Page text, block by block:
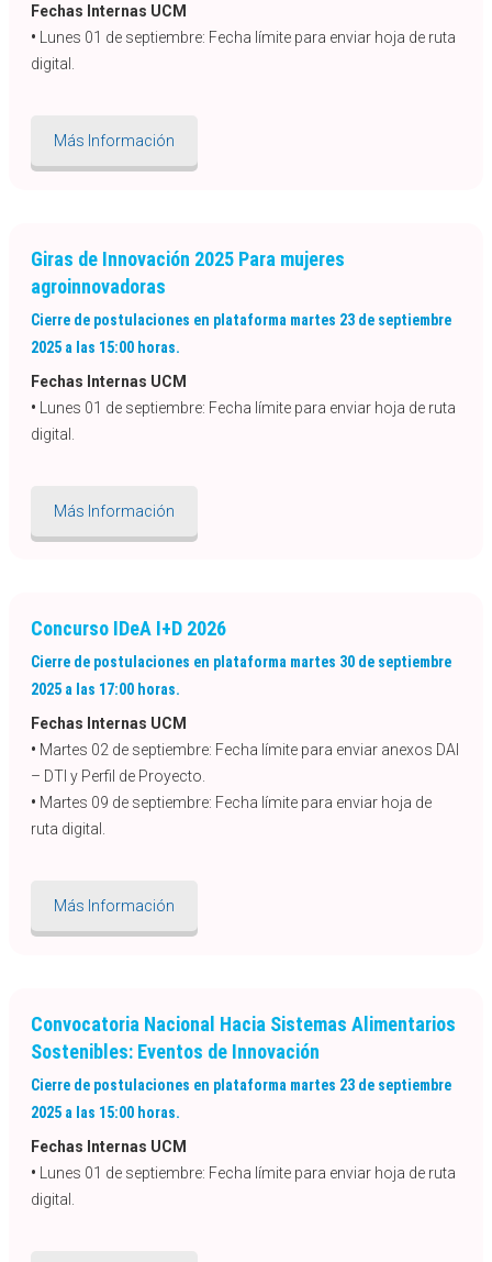
Fechas Internas UCM
• Lunes 01 de septiembre: Fecha límite para enviar hoja de ruta
digital.
Más Información
Giras de Innovación 2025 Para mujeres
agroinnovadoras
Cierre de postulaciones en plataforma martes 23 de septiembre
2025 a las 15:00 horas.
Fechas Internas UCM
• Lunes 01 de septiembre: Fecha límite para enviar hoja de ruta
digital.
Más Información
Concurso IDeA I+D 2026
Cierre de postulaciones en plataforma martes 30 de septiembre
2025 a las 17:00 horas.
Fechas Internas UCM
• Martes 02 de septiembre: Fecha límite para enviar anexos DAI
– DTI y Perfil de Proyecto.
• Martes 09 de septiembre: Fecha límite para enviar hoja de
ruta digital.
Más Información
Convocatoria Nacional Hacia Sistemas Alimentarios
Sostenibles: Eventos de Innovación
Cierre de postulaciones en plataforma martes 23 de septiembre
2025 a las 15:00 horas.
Fechas Internas UCM
• Lunes 01 de septiembre: Fecha límite para enviar hoja de ruta
digital.